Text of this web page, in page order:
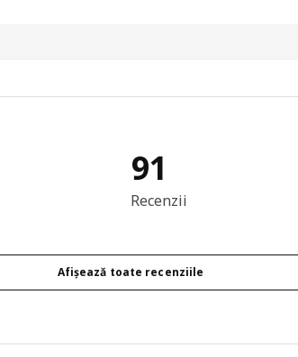
Prezentare generală: 4.8 din 5 stele Total recenzii: 91
91
Recenzii
Afișează toate recenziile